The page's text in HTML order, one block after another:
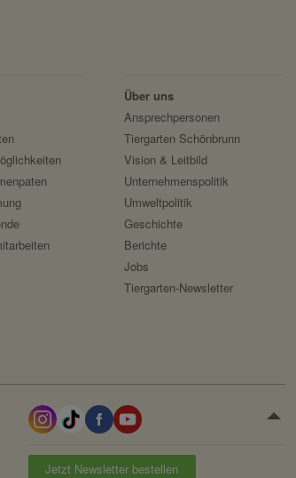
Über uns
Ansprechpersonen
Tiergarten Schönbrunn
Vision & Leitbild
Unternehmenspolitik
Umweltpolitik
Geschichte
Berichte
Jobs
Tiergarten-Newsletter
Jetzt Newsletter bestellen